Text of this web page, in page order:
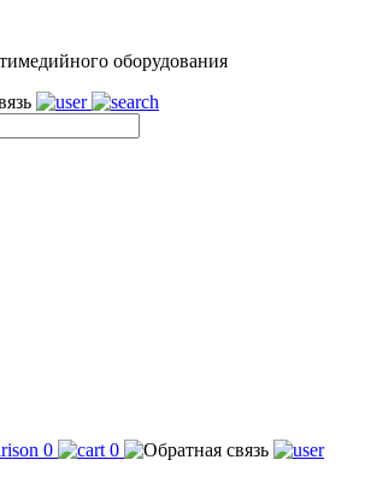
оборудования
0 0